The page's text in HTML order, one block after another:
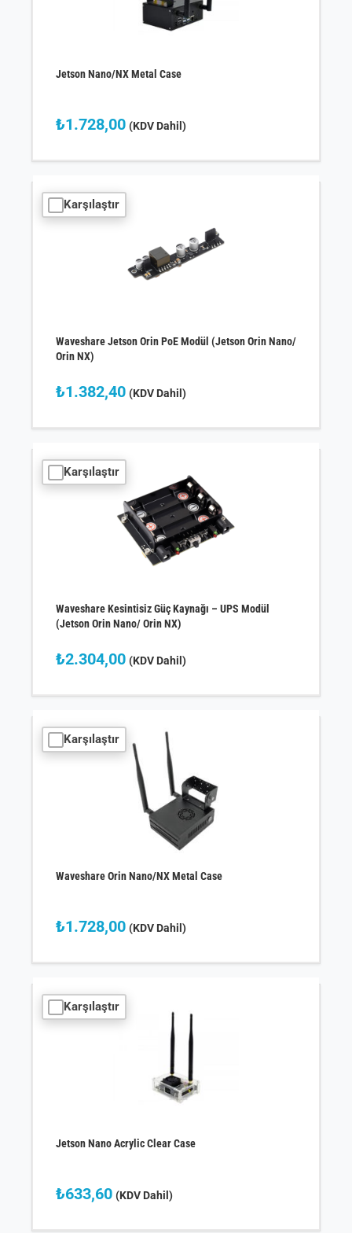
Jetson Nano/NX Metal Case
₺1.728,00 (KDV Dahil)
Karşılaştır
Waveshare Jetson Orin PoE Modül (Jetson Orin Nano/
Orin NX)
₺1.382,40 (KDV Dahil)
Karşılaştır
Waveshare Kesintisiz Güç Kaynağı – UPS Modül
(Jetson Orin Nano/ Orin NX)
₺2.304,00 (KDV Dahil)
Karşılaştır
Waveshare Orin Nano/NX Metal Case
₺1.728,00 (KDV Dahil)
Karşılaştır
Jetson Nano Acrylic Clear Case
₺633,60 (KDV Dahil)